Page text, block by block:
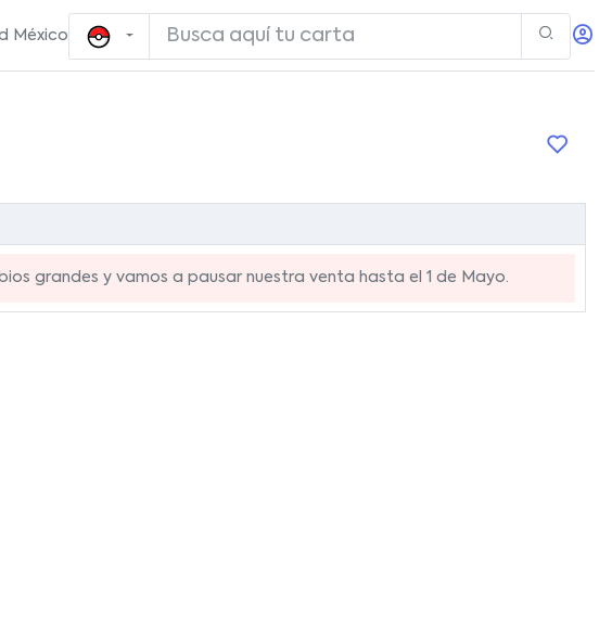
México
grandes y vamos a pausar nuestra venta hasta el 1 de Mayo.